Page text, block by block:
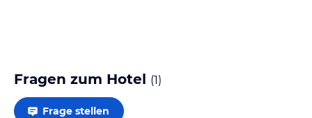
Fragen zum Hotel (1)
Frage stellen